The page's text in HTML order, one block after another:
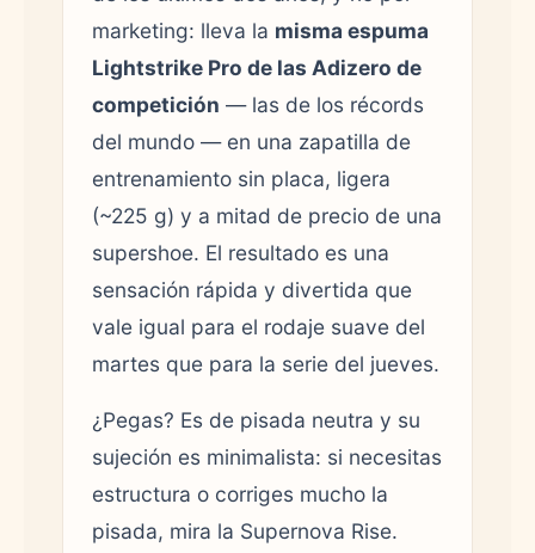
marketing: lleva la misma espuma
Lightstrike Pro de las Adizero de
competición — las de los récords
del mundo — en una zapatilla de
entrenamiento sin placa, ligera
(~225 g) y a mitad de precio de una
supershoe. El resultado es una
sensación rápida y divertida que
vale igual para el rodaje suave del
martes que para la serie del jueves.
¿Pegas? Es de pisada neutra y su
sujeción es minimalista: si necesitas
estructura o corriges mucho la
pisada, mira la Supernova Rise.